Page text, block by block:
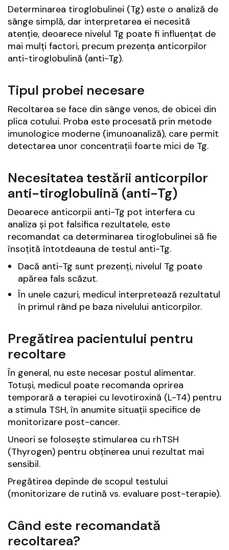
Determinarea tiroglobulinei (Tg) este o analiză de
sânge simplă, dar interpretarea ei necesită
atenție, deoarece nivelul Tg poate fi influențat de
mai mulți factori, precum prezența anticorpilor
anti-tiroglobulină (anti-Tg).
Tipul probei necesare
Recoltarea se face din sânge venos, de obicei din
plica cotului. Proba este procesată prin metode
imunologice moderne (imunoanaliză), care permit
detectarea unor concentrații foarte mici de Tg.
Necesitatea testării anticorpilor
anti-tiroglobulină (anti-Tg)
Deoarece anticorpii anti-Tg pot interfera cu
analiza și pot falsifica rezultatele, este
recomandat ca determinarea tiroglobulinei să fie
însoțită întotdeauna de testul anti-Tg.
Dacă anti-Tg sunt prezenți, nivelul Tg poate
apărea fals scăzut.
În unele cazuri, medicul interpretează rezultatul
în primul rând pe baza nivelului anticorpilor.
Pregătirea pacientului pentru
recoltare
În general, nu este necesar postul alimentar.
Totuși, medicul poate recomanda oprirea
temporară a terapiei cu levotiroxină (L-T4) pentru
a stimula TSH, în anumite situații specifice de
monitorizare post-cancer.
Uneori se folosește stimularea cu rhTSH
(Thyrogen) pentru obținerea unui rezultat mai
sensibil.
Pregătirea depinde de scopul testului
(monitorizare de rutină vs. evaluare post-terapie).
Când este recomandată
recoltarea?